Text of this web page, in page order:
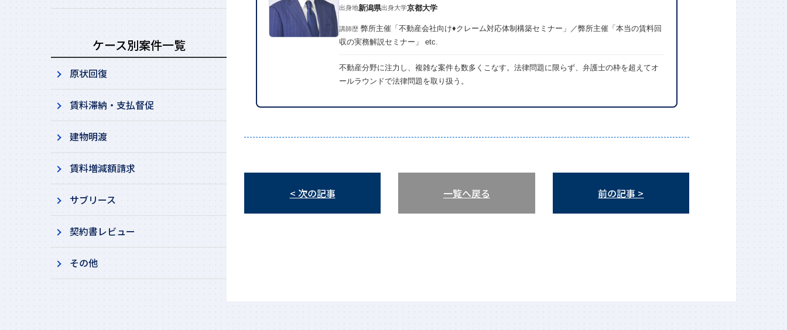
ケース別案件一覧
原状回復
賃料滞納・支払督促
建物明渡
賃料増減額請求
サブリース
契約書レビュー
その他​
出身地新潟県出身大学京都大学
講師歴 弊所主催「不動産会社向け♦︎クレーム対応体制構築セミナー」／弊所主催「本当の賃料回
収の実務解説セミナー」 etc.
不動産分野に注力し、複雑な案件も数多くこなす。法律問題に限らず、弁護士の枠を超えてオ
ールラウンドで法律問題を取り扱う。
< 次の記事 一覧へ戻る 前の記事 >